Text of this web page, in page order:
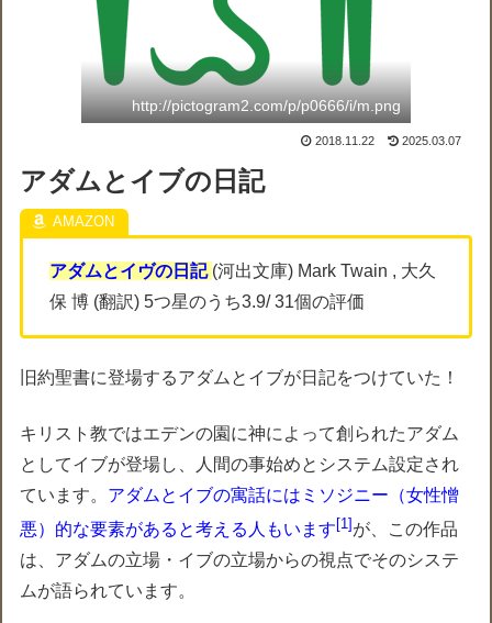
http://pictogram2.com/p/p0666/i/m.png
2018.11.22 2025.03.07
アダムとイブの日記
アダムとイヴの日記 (河出文庫) Mark Twain , 大久
保 博 (翻訳) 5つ星のうち3.9/ 31個の評価
旧約聖書に登場するアダムとイブが日記をつけていた！
キリスト教ではエデンの園に神によって創られたアダム
としてイブが登場し、人間の事始めとシステム設定され
ています。 アダムとイブの寓話にはミソジニー（女性憎
悪）的な要素があると考える人もいます 1 が、この作品
は、アダムの立場・イブの立場からの視点でそのシステ
ムが語られています。